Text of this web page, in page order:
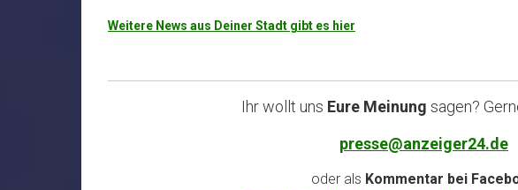
Weitere News aus Deiner Stadt gibt es hier
Ihr wollt uns Eure Meinung sagen?
presse@anzeiger24.de
oder als Kommentar bei